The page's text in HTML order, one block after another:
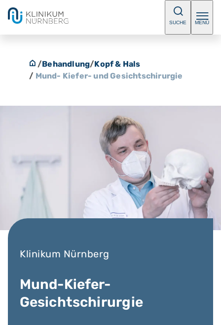
SUCHE MENÜ
/Behandlung/Kopf & Hals
/ Mund- Kiefer- und Gesichtschirurgie
Klinikum Nürnberg
Mund-Kiefer-
Gesichtschirurgie